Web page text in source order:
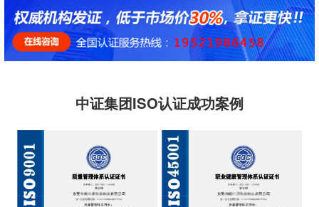
中证集团ISO认证成功案例